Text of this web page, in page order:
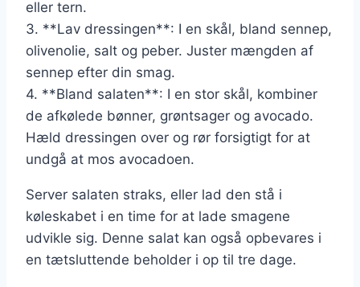
eller tern.
3. **Lav dressingen**: I en skål, bland sennep,
olivenolie, salt og peber. Juster mængden af
sennep efter din smag.
4. **Bland salaten**: I en stor skål, kombiner
de afkølede bønner, grøntsager og avocado.
Hæld dressingen over og rør forsigtigt for at
undgå at mos avocadoen.
Server salaten straks, eller lad den stå i
køleskabet i en time for at lade smagene
udvikle sig. Denne salat kan også opbevares i
en tætsluttende beholder i op til tre dage.